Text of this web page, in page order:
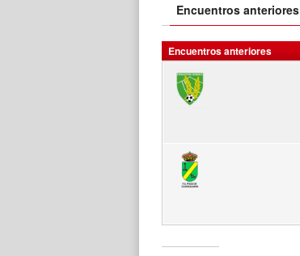
Encuentros anteriores
Encuentros anteriores